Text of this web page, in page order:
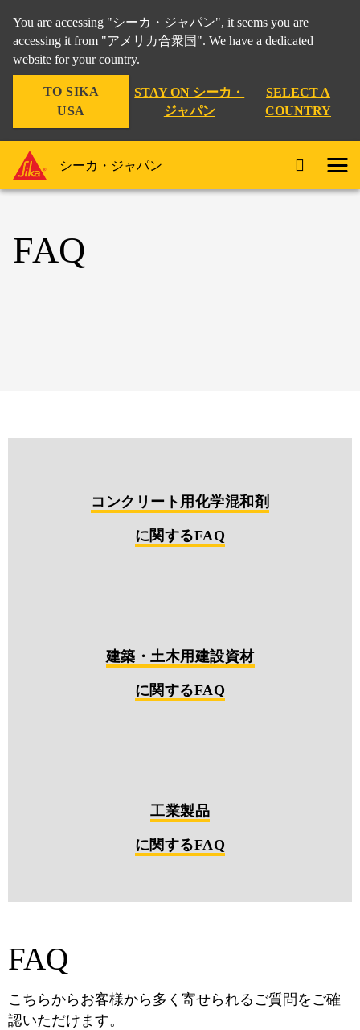
You are accessing "シーカ・ジャパン", it seems you are
accessing it from "アメリカ合衆国". We have a dedicated
website for your country.
TO SIKA
USA
STAY ON シーカ・
ジャパン
SELECT A
COUNTRY
シーカ・ジャパン
FAQ
コンクリート用化学混和剤
に関するFAQ
建築・土木用建設資材
に関するFAQ
工業製品
に関するFAQ
FAQ
こちらからお客様から多く寄せられるご質問をご確
認いただけます。